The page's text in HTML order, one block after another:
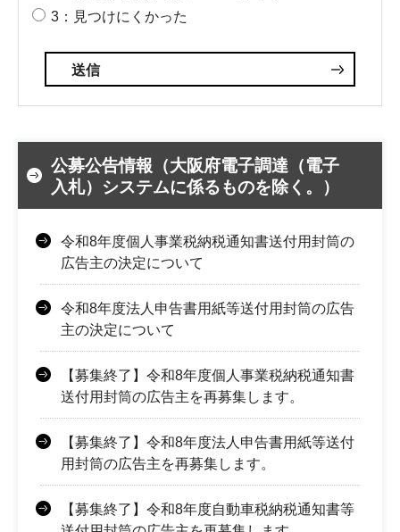
3：見つけにくかった
公募公告情報（大阪府電子調達（電子
入札）システムに係るものを除く。）
令和8年度個人事業税納税通知書送付用封筒の
広告主の決定について
令和8年度法人申告書用紙等送付用封筒の広告
主の決定について
【募集終了】令和8年度個人事業税納税通知書
送付用封筒の広告主を再募集します。
【募集終了】令和8年度法人申告書用紙等送付
用封筒の広告主を再募集します。
【募集終了】令和8年度自動車税納税通知書等